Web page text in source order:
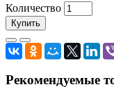
Количество
Купить
Рекомендуемые